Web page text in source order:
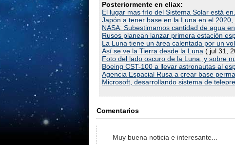
Posteriormente en eliax:
El lugar mas frío del Sistema Solar está
Japón a tener base en la Luna en el
NASA: Subestimamos cantidad de agua
Rusos planean lanzar primera estación
La Luna tiene un área calentada por un
Así se ve la Tierra desde la Luna ( jul 31,
Foto del lado oscuro de la Luna, y sobre
Boeing CST-100 a llevar astronautas al
Agencia Espacial Rusa a crear base
Microsoft, desarrollando sistema de
Comentarios
Muy buena noticia e interesante...